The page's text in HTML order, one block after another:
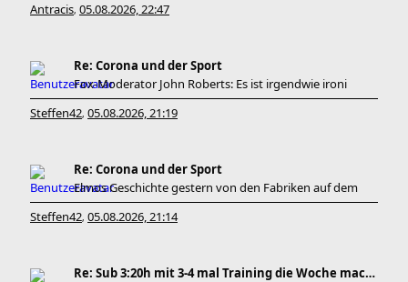
Antracis, 05.08.2026, 22:47
Re: Corona und der Sport
Fox-Moderator John Roberts: Es ist irgendwie ironi
Steffen42, 05.08.2026, 21:19
Re: Corona und der Sport
Elmos Geschichte gestern von den Fabriken auf dem
Steffen42, 05.08.2026, 21:14
Re: Sub 3:20h mit 3-4 mal Training die Woche machb